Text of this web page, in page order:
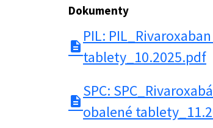
Dokumenty
description
PIL:
tablety_10.2025.pdf
description
SPC:
obalené